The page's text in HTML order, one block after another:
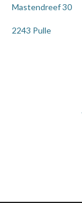
Mastendreef 30
2243 Pulle